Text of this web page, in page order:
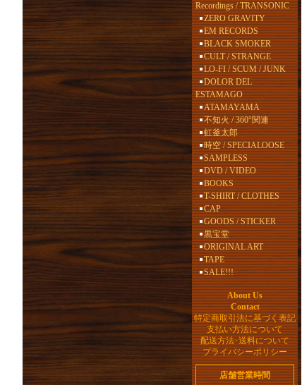
Recordings / TRANSONIC
ZERO GRAVITY
EM RECORDS
BLACK SMOKER
CULT / STRANGE
LO-FI / SCUM / JUNK
DOLOR DEL
ESTAMAGO
ATAMAYAMA
不知火 / 360°関連
虹釜太郎
時空 / SPECIALOOSE
SAMPLESS
DVD / VIDEO
BOOKS
T-SHIRT / CLOTHES
CAP
GOODS / STICKER
黒宝堂
ORIGINAL ART
TAPE
SALE!!!
About Us
Contact
特定商取引法に基づく表記
支払い方法について
配送方法･送料について
プライバシーポリシー
店舗営業時間